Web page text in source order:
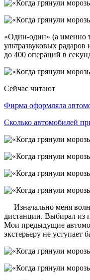
«Один-один» (а именно
ультразвуковых
до 400 операций в
Сейчас читают
Фирма оформляла
Сколько автомобилей
— Изначально меня
дистанции. Выбирал из
Мои предыдущие
экстерьеру не уступает